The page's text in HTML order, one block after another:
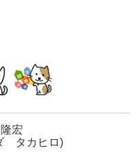
宏
タカヒロ)